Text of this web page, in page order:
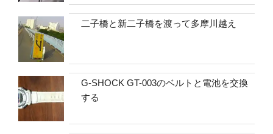
二子橋と新二子橋を渡って多摩川越え
G-SHOCK GT-003のベルトと電池を交換
する